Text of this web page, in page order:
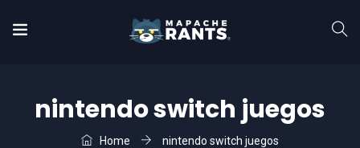
nintendo switch juegos
Home nintendo switch juegos